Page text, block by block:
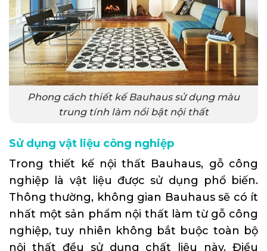
Phong cách thiết kế Bauhaus sử dụng màu
trung tính làm nổi bật nội thất
Sử dụng vật liệu công nghiệp
Trong thiết kế nội thất Bauhaus, gỗ công
nghiệp là vật liệu được sử dụng phổ biến.
Thông thường, không gian Bauhaus sẽ có ít
nhất một sản phẩm nội thất làm từ gỗ công
nghiệp, tuy nhiên không bắt buộc toàn bộ
nội thất đều sử dụng chất liệu này. Điều